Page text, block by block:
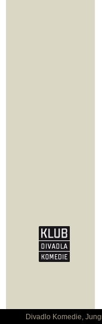
Divadlo Komedie,